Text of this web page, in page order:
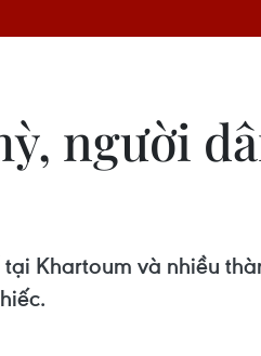
người
Khartoum và nhiều